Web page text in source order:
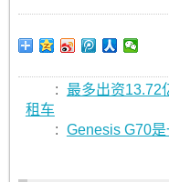
: 最多出资13.72
租车
: Genesis G70